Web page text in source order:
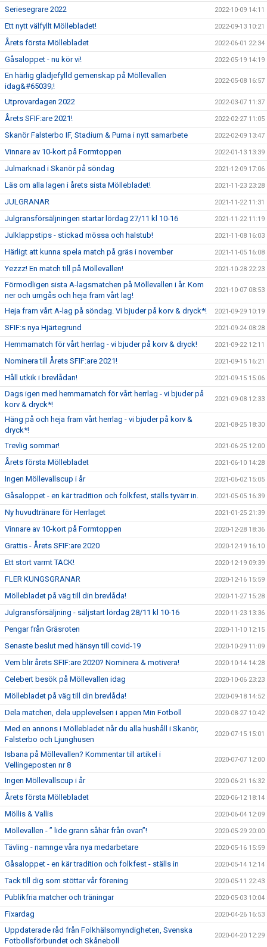
Seriesegrare 2022 2022-10-09 14:11
Ett nytt välfyllt Möllebladet! 2022-09-13 10:21
Årets första Möllebladet 2022-06-01 22:34
Gåsaloppet - nu kör vi! 2022-05-19 14:19
En härlig glädjefylld gemenskap på Möllevallen
idag&#65039;!
2022-05-08 16:57
Utprovardagen 2022 2022-03-07 11:37
Årets SFIF:are 2021! 2022-02-27 11:05
Skanör Falsterbo IF, Stadium & Puma i nytt samarbete 2022-02-09 13:47
Vinnare av 10-kort på Formtoppen 2022-01-13 13:39
Julmarknad i Skanör på söndag 2021-12-09 17:06
Läs om alla lagen i årets sista Möllebladet! 2021-11-23 23:28
JULGRANAR 2021-11-22 11:31
Julgransförsäljningen startar lördag 27/11 kl 10-16 2021-11-22 11:19
Julklappstips - stickad mössa och halstub! 2021-11-08 16:03
Härligt att kunna spela match på gräs i november 2021-11-05 16:08
Yezzz! En match till på Möllevallen! 2021-10-28 22:23
Förmodligen sista A-lagsmatchen på Möllevallen i år. Kom
ner och umgås och heja fram vårt lag!
2021-10-07 08:53
Heja fram vårt A-lag på söndag. Vi bjuder på korv & dryck*! 2021-09-29 10:19
SFIF:s nya Hjärtegrund 2021-09-24 08:28
Hemmamatch för vårt herrlag - vi bjuder på korv & dryck! 2021-09-22 12:11
Nominera till Årets SFIF:are 2021! 2021-09-15 16:21
Håll utkik i brevlådan! 2021-09-15 15:06
Dags igen med hemmamatch för vårt herrlag - vi bjuder på
korv & dryck*!
2021-09-08 12:33
Häng på och heja fram vårt herrlag - vi bjuder på korv &
dryck*!
2021-08-25 18:30
Trevlig sommar! 2021-06-25 12:00
Årets första Möllebladet 2021-06-10 14:28
Ingen Möllevallscup i år 2021-06-02 15:05
Gåsaloppet - en kär tradition och folkfest, ställs tyvärr in. 2021-05-05 16:39
Ny huvudtränare för Herrlaget 2021-01-25 21:39
Vinnare av 10-kort på Formtoppen 2020-12-28 18:36
Grattis - Årets SFIF:are 2020 2020-12-19 16:10
Ett stort varmt TACK! 2020-12-19 09:39
FLER KUNGSGRANAR 2020-12-16 15:59
Möllebladet på väg till din brevlåda! 2020-11-27 15:28
Julgransförsäljning - säljstart lördag 28/11 kl 10-16 2020-11-23 13:36
Pengar från Gräsroten 2020-11-10 12:15
Senaste beslut med hänsyn till covid-19 2020-10-29 11:09
Vem blir årets SFIF:are 2020? Nominera & motivera! 2020-10-14 14:28
Celebert besök på Möllevallen idag 2020-10-06 23:23
Möllebladet på väg till din brevlåda! 2020-09-18 14:52
Dela matchen, dela upplevelsen i appen Min Fotboll 2020-08-27 10:42
Med en annons i Möllebladet når du alla hushåll i Skanör,
Falsterbo och Ljunghusen
2020-07-15 15:01
Isbana på Möllevallen? Kommentar till artikel i
Vellingeposten nr 8
2020-07-07 12:00
Ingen Möllevallscup i år 2020-06-21 16:32
Årets första Möllebladet 2020-06-12 18:14
Möllis & Vallis 2020-06-04 12:09
Möllevallen - ” lide grann såhär från ovan”! 2020-05-29 20:00
Tävling - namnge våra nya medarbetare 2020-05-16 15:59
Gåsaloppet - en kär tradition och folkfest - ställs in 2020-05-14 12:14
Tack till dig som stöttar vår förening 2020-05-11 22:43
Publikfria matcher och träningar 2020-05-03 10:04
Fixardag 2020-04-26 16:53
Uppdaterade råd från Folkhälsomyndigheten, Svenska
Fotbollsförbundet och Skåneboll
2020-04-20 12:29